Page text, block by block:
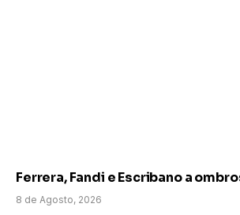
Ferrera, Fandi e Escribano a
8 de Agosto, 2026